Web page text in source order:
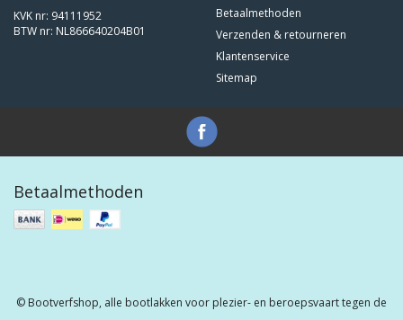
KVK nr: 94111952
BTW nr: NL866640204B01
Betaalmethoden
Verzenden & retourneren
Klantenservice
Sitemap
Betaalmethoden
© Bootverfshop, alle bootlakken voor plezier- en beroepsvaart tegen de